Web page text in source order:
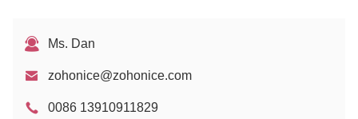
Ms. Dan
zohonice@zohonice.com
0086 13910911829